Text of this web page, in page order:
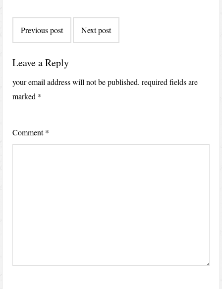
navigation
Previous post Next post
Leave a Reply
your email address will not be published. required fields are
marked *
Comment*